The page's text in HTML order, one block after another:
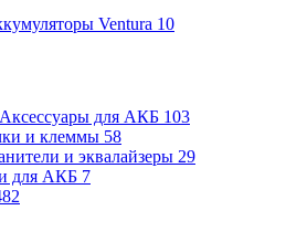
Ventura 10
Аксессуары для АКБ 103
и клеммы 58
и эквалайзеры 29
для АКБ 7